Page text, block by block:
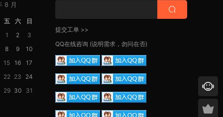
8 月
五 六
日
1
2
3
8 9
10
15 16
17
22 23
24
29 30
31
提交工单 >>
QQ在线咨询 (说明需求，勿问在否)